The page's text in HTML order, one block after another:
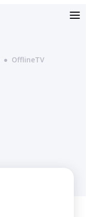
● OfflineTV